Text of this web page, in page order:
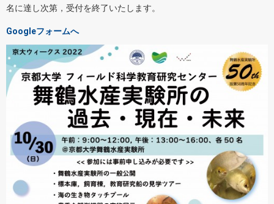
名に達し次第，受付を終了いたします。
Googleフォームへ